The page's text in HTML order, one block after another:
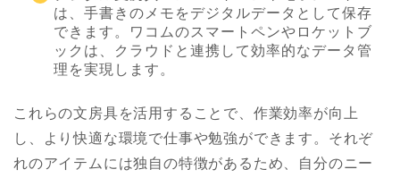
は、手書きのメモをデジタルデータとして保存
できます。ワコムのスマートペンやロケットブ
ックは、クラウドと連携して効率的なデータ管
理を実現します。
これらの文房具を活用することで、作業効率が向上
し、より快適な環境で仕事や勉強ができます。それぞ
れのアイテムには独自の特徴があるため、自分のニー